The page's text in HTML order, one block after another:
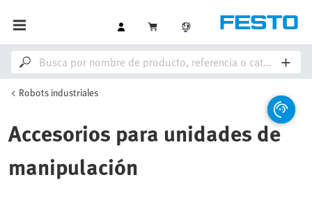
Robots industriales
Accesorios para unidades de
manipulación